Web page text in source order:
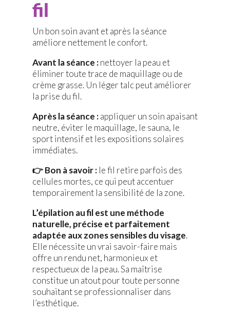
fil
Un bon soin avant et après la séance
améliore nettement le confort.
Avant la séance :nettoyer la peau et
éliminer toute trace de maquillage ou de
crème grasse. Un léger talc peut améliorer
la prise du fil.
Après la séance :appliquer un soin apaisant
neutre, éviter le maquillage, le sauna, le
sport intensif et les expositions solaires
immédiates.
👉 Bon à savoir : le fil retire parfois des
cellules mortes, ce qui peut accentuer
temporairement la sensibilité de la zone.
L’épilation au fil est une méthode
naturelle, précise et parfaitement
adaptée aux zones sensibles du visage.
Elle nécessite un vrai savoir-faire mais
offre un rendu net, harmonieux et
respectueux de la peau. Sa maîtrise
constitue un atout pour toute personne
souhaitant se professionnaliser dans
l’esthétique.